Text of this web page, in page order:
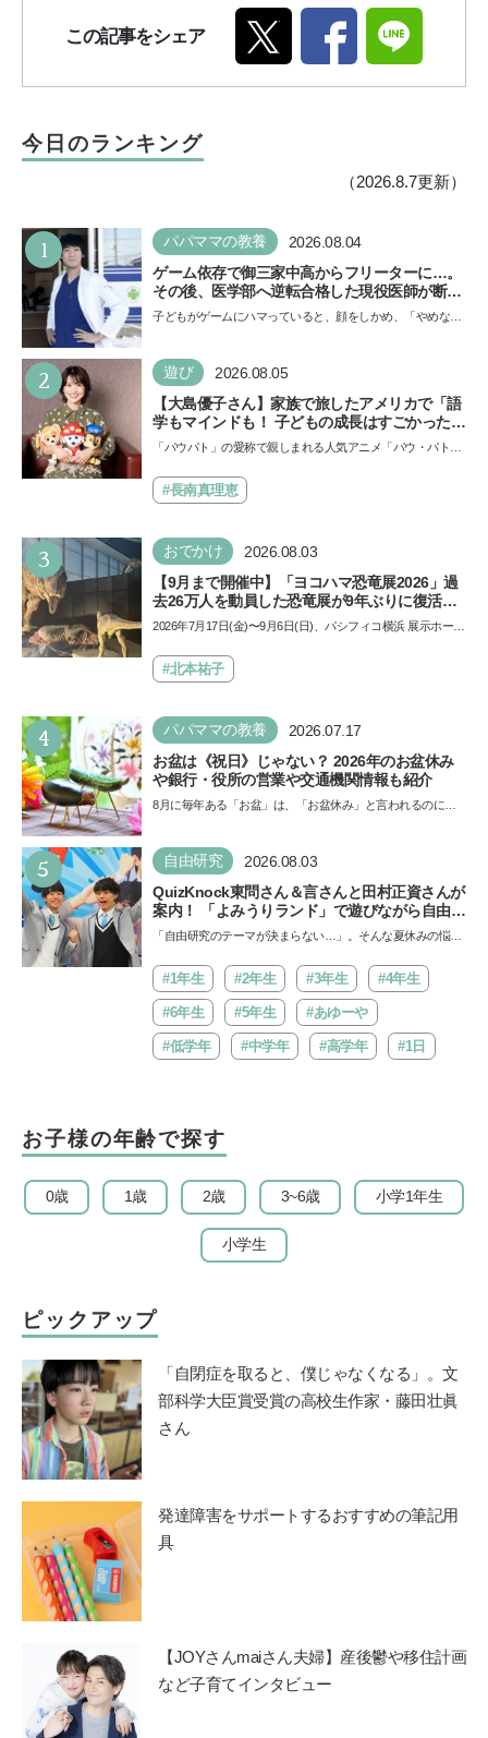
この記事をシェア
今日のランキング
（2026.8.7更新）
1 パパママの教養 2026.08.04
ゲーム依存で御三家中高からフリーターに…。
その後、医学部へ逆転合格した現役医師が断言
「ゲームの経験が受験勉強に役立った」そう考
子どもがゲームにハマっていると、顔をしかめ、「やめなさ
い…
2 遊び 2026.08.05
【大島優子さん】家族で旅したアメリカで「語
学もマインドも！ 子どもの成長はすごかった」
声優をつとめた映画『パウ・パトロール ザ・ダ
できると子どもに知ってほしい
「パウパト」の愛称で親しまれる人気アニメ「パウ・パトロ
ザ…#長南真理恵
3 おでかけ 2026.08.03
【9月まで開催中】「ヨコハマ恐竜展2026」過
去26万人を動員した恐竜展が9年ぶりに復活！
夏休みのおでかけで楽しむポイントを完全ガイ
2026年7月17日(金)〜9月6日(日)、パシフィコ横浜 展示ホール
催…#北本祐子
4 パパママの教養 2026.07.17
お盆は《祝日》じゃない？ 2026年のお盆休み
や銀行・役所の営業や交通機関情報も紹介
8月に毎年ある「お盆」は、「お盆休み」と言われるのに祝
盆…
5 自由研究 2026.08.03
QuizKnock東問さん＆言さんと田村正資さんが
案内！ 「よみうりランド」で遊びながら自由研
究が進む期間限定イベントが開催
「自由研究のテーマが決まらない…」。そんな夏休みの悩み
バ!!…
#1年生 #2年生 #3年生 #4年生
#6年生 #5年生 #あゆーや
#低学年 #中学年 #高学年 #1日
お子様の年齢で探す
0歳 1歳 2歳 3~6歳 小学1年生
小学生
ピックアップ
「自閉症を取ると、僕じゃなくなる」。文
部科学大臣賞受賞の高校生作家・藤田壮眞
さん
発達障害をサポートするおすすめの筆記用
具
【JOYさんmaiさん夫婦】産後鬱や移住計画
など子育てインタビュー